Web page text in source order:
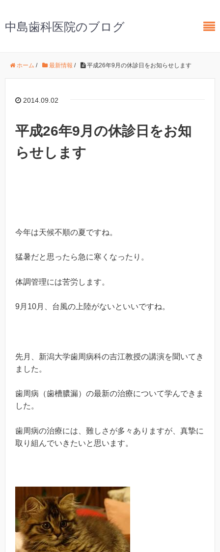
中島歯科医院のブログ
ホーム / 最新情報 / 平成26年9月の休診日をお知らせします
2014.09.02
平成26年9月の休診日をお知
らせします
今年は天候不順の夏ですね。
猛暑だと思ったら急に寒くなったり。
体調管理には苦労します。
9月10月、台風の上陸がないといいですね。
先月、新潟大学歯周病科の吉江教授の講演を聞いてき
ました。
歯周病（歯槽膿漏）の最新の治療について学んできま
した。
歯周病の治療には、難しさが多々ありますが、真摯に
取り組んでいきたいと思います。